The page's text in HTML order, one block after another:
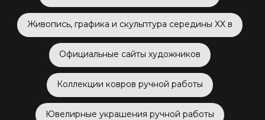
Живопись, графика и скульптура середины XX в
Официальные сайты художников
Коллекции ковров ручной работы
Ювелирные украшения ручной работы